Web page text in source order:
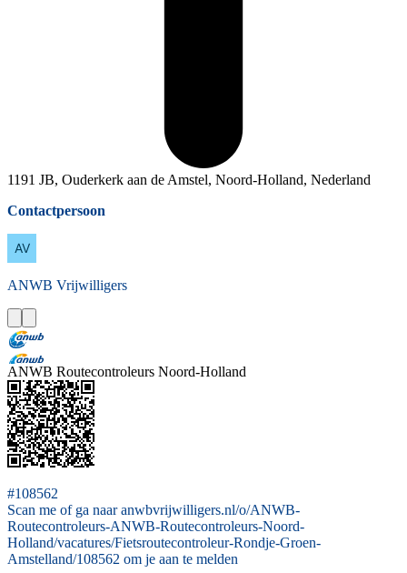
1191 JB, Ouderkerk aan de Amstel, Noord-Holland, Nederland
Contactpersoon
ANWB Vrijwilligers
ANWB Routecontroleurs Noord-Holland
#108562
Scan me of ga naar anwbvrijwilligers.nl/o/ANWB-
Routecontroleurs-ANWB-Routecontroleurs-Noord-
Holland/vacatures/Fietsroutecontroleur-Rondje-Groen-
Amstelland/108562 om je aan te melden